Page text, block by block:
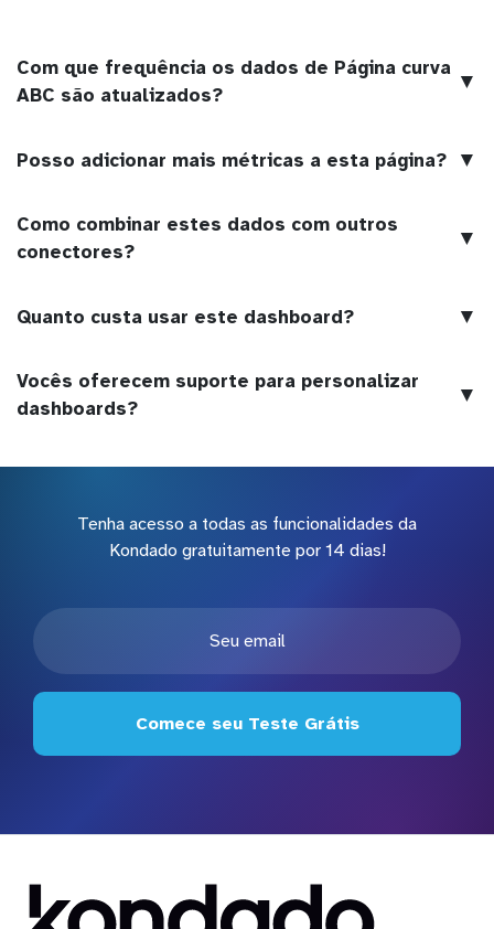
Com que frequência os dados de Página curva
ABC são atualizados?
▼
Posso adicionar mais métricas a esta página? ▼
Como combinar estes dados com outros
conectores?
▼
Quanto custa usar este dashboard? ▼
Vocês oferecem suporte para personalizar
dashboards?
▼
Tenha acesso a todas as funcionalidades da
Kondado gratuitamente por 14 dias!
Comece seu Teste Grátis